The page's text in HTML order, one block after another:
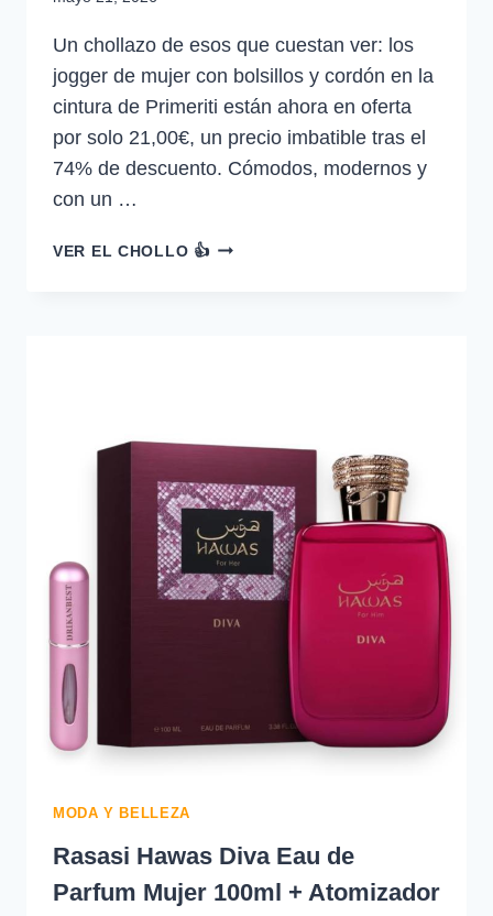
Un chollazo de esos que cuestan ver: los
jogger de mujer con bolsillos y cordón en la
cintura de Primeriti están ahora en oferta
por solo 21,00€, un precio imbatible tras el
74% de descuento. Cómodos, modernos y
con un …
VER EL CHOLLO 👍JOGGER
LA
—
21,00€
€
-74%
MODA Y BELLEZA
Rasasi Hawas Diva Eau de
Parfum Mujer 100ml + Atomizador